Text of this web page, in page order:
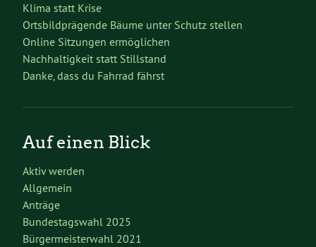
Klima statt Krise
Ortsbildprägende Bäume unter Schutz stellen
Online Sitzungen ermöglichen
Nachhaltigkeit statt Stillstand
Danke, dass du Fahrrad fährst
Auf einen Blick
Aktiv werden
Allgemein
Anträge
Bundestagswahl 2025
Bürgermeisterwahl 2021